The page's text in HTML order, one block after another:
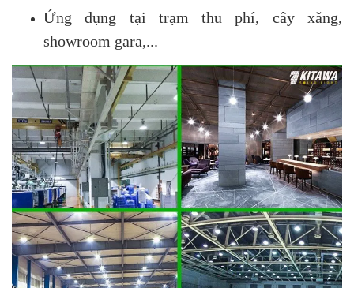
Ứng dụng tại trạm thu phí, cây xăng,
showroom gara,...